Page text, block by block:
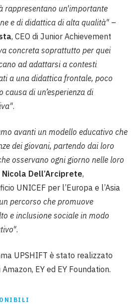
rappresentano un'importante
e di didattica di alta qualità" –
, CEO di Junior Achievement
concreta soprattutto per quei
ad adattarsi a contesti
a una didattica frontale, poco
causa di un’esperienza di
.
avanti un modello educativo che
dei giovani, partendo dai loro
osservano ogni giorno nelle loro
Nicola Dell’Arciprete,
UNICEF per l’Europa e l’Asia
percorso che promuove
e inclusione sociale in modo
.
UPSHIFT è stato realizzato
EY ed EY Foundation.